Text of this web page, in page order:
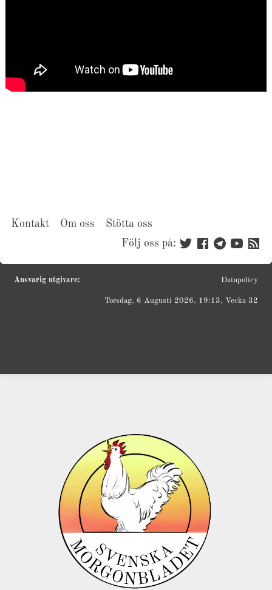
Kontakt Om oss
Stötta oss
Följ oss på:
Ansvarig utgivare: Datapolicy
Torsdag, 6 Augusti 2026, 19:13, Vecka 32